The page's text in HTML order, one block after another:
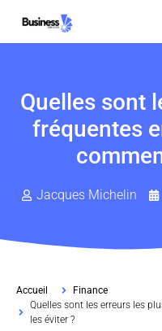
Quelles sont
fréquentes
Jacques Michelin
Accueil
Finance
Quelles sont les erreurs les
les éviter ?